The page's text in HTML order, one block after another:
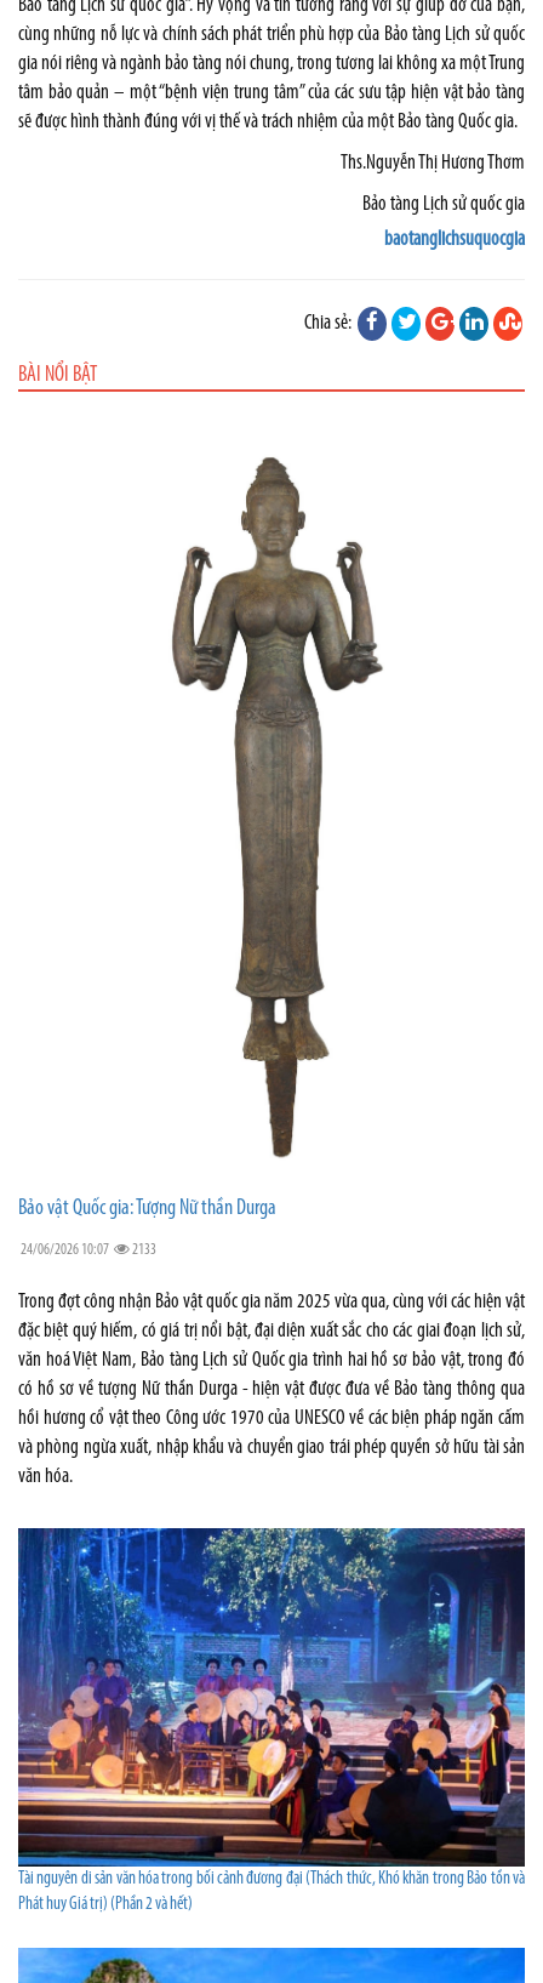
Bảo tàng Lịch sử quốc gia”. Hy vọng và tin tưởng rằng với sự giúp đỡ của bạn,
cùng những nỗ lực và chính sách phát triển phù hợp của Bảo tàng Lịch sử quốc
gia nói riêng và ngành bảo tàng nói chung, trong tương lai không xa một Trung
tâm bảo quản – một “bệnh viện trung tâm” của các sưu tập hiện vật bảo tàng
sẽ được hình thành đúng với vị thế và trách nhiệm của một Bảo tàng Quốc gia.
Ths.Nguyễn Thị Hương Thơm
Bảo tàng Lịch sử quốc gia
baotanglichsuquocgia
Chia sẻ:
BÀI NỔI BẬT
Bảo vật Quốc gia: Tượng Nữ thần Durga
24/06/2026 10:07 2133
Trong đợt công nhận Bảo vật quốc gia năm 2025 vừa qua, cùng với các hiện vật
đặc biệt quý hiếm, có giá trị nổi bật, đại diện xuất sắc cho các giai đoạn lịch sử,
văn hoá Việt Nam, Bảo tàng Lịch sử Quốc gia trình hai hồ sơ bảo vật, trong đó
có hồ sơ về tượng Nữ thần Durga - hiện vật được đưa về Bảo tàng thông qua
hồi hương cổ vật theo Công ước 1970 của UNESCO về các biện pháp ngăn cấm
và phòng ngừa xuất, nhập khẩu và chuyển giao trái phép quyền sở hữu tài sản
văn hóa.
Tài nguyên di sản văn hóa trong bối cảnh đương đại (Thách thức, Khó khăn trong Bảo tồn và
Phát huy Giá trị) (Phần 2 và hết)